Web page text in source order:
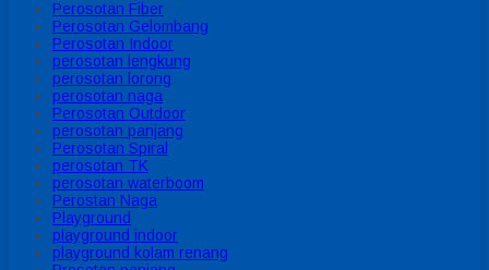
Perosotan Fiber
Perosotan Gelombang
Perosotan Indoor
perosotan lengkung
perosotan lorong
perosotan naga
Perosotan Outdoor
perosotan panjang
Perosotan Spiral
perosotan TK
perosotan waterboom
Perostan Naga
Playground
playground indoor
playground kolam renang